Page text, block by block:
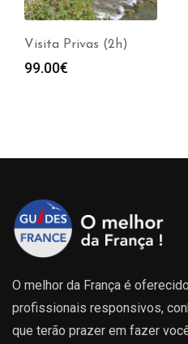
Visita Privas (2h)
99.00€
O melhor da França é
profissionais responsivos,
que terão prazer em fazer